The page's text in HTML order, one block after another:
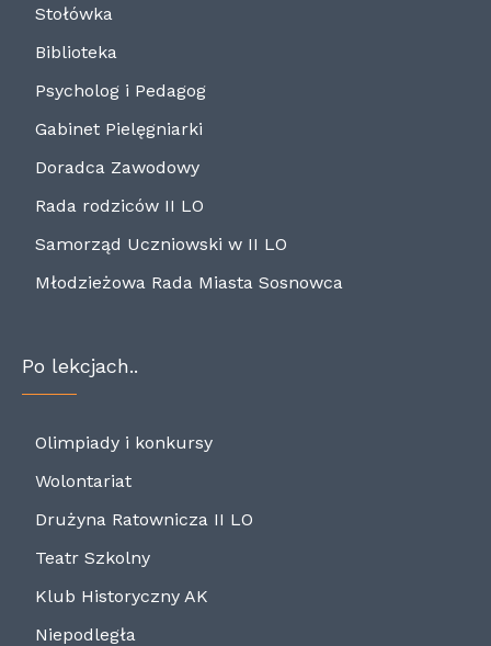
Stołówka
Biblioteka
Psycholog i Pedagog
Gabinet Pielęgniarki
Doradca Zawodowy
Rada rodziców II LO
Samorząd Uczniowski w II LO
Młodzieżowa Rada Miasta Sosnowca
Po lekcjach..
Olimpiady i konkursy
Wolontariat
Drużyna Ratownicza II LO
Teatr Szkolny
Klub Historyczny AK
Niepodległa